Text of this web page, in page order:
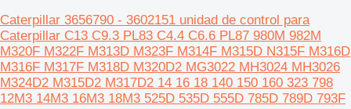
Caterpillar 3656790 - 3602151 unidad de control para
Caterpillar C13 C9.3 PL83 C4.4 C6.6 PL87 980M 982M
M320F M322F M313D M323F M314F M315D N315F M316D
M316F M317F M318D M320D2 MG3022 MH3024 MH3026
M324D2 M315D2 M317D2 14 16 18 140 150 160 323 798
12M3 14M3 16M3 18M3 525D 535D 555D 785D 789D 793F